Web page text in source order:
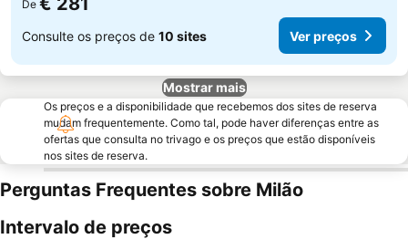
De
Consulte os preços de 10 sites Ver preços
Mostrar mais
Os preços e a disponibilidade que recebemos dos sites de reserva
mudam frequentemente. Como tal, pode haver diferenças entre as
ofertas que consulta no trivago e os preços que estão disponíveis
nos sites de reserva.
Perguntas Frequentes sobre Milão
Intervalo de preços